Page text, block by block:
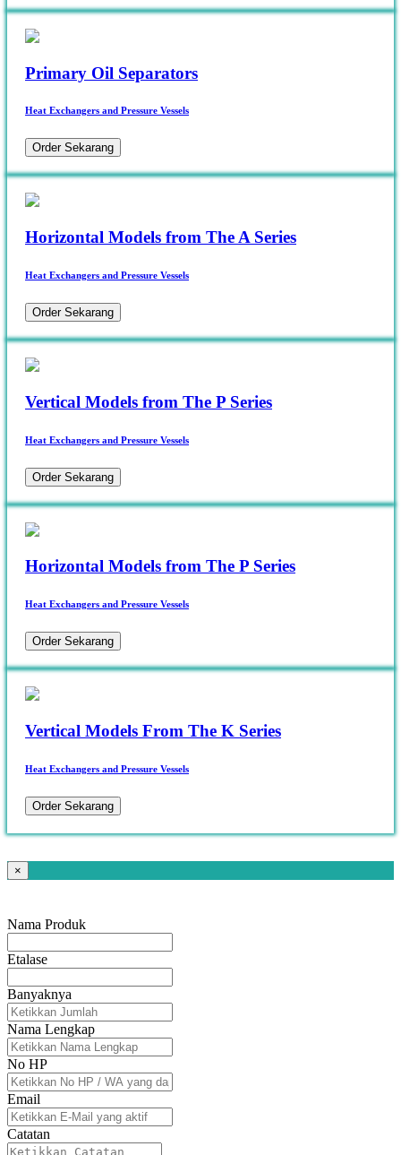
Primary Oil Separators
Heat Exchangers and Pressure Vessels
Order Sekarang
Horizontal Models from The A Series
Heat Exchangers and Pressure Vessels
Order Sekarang
Vertical Models from The P Series
Heat Exchangers and Pressure Vessels
Order Sekarang
Horizontal Models from The P Series
Heat Exchangers and Pressure Vessels
Order Sekarang
Vertical Models From The K Series
Heat Exchangers and Pressure Vessels
Order Sekarang
×
Nama Produk
Etalase
Banyaknya
Nama Lengkap
No HP
Email
Catatan